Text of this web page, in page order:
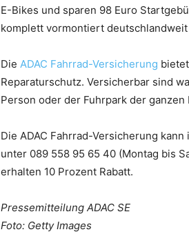
E-Bikes und sparen 98 Euro
komplett vormontiert
Die ADAC Fahrrad-Versicherung
Reparaturschutz. Versicherbar sind
Person oder der Fuhrpark der ganzen
Die ADAC Fahrrad-Versicherung
unter 089 558 95 65 40 (Montag bis
erhalten 10 Prozent Rabatt.
Pressemitteilung ADAC SE
Foto: Getty Images